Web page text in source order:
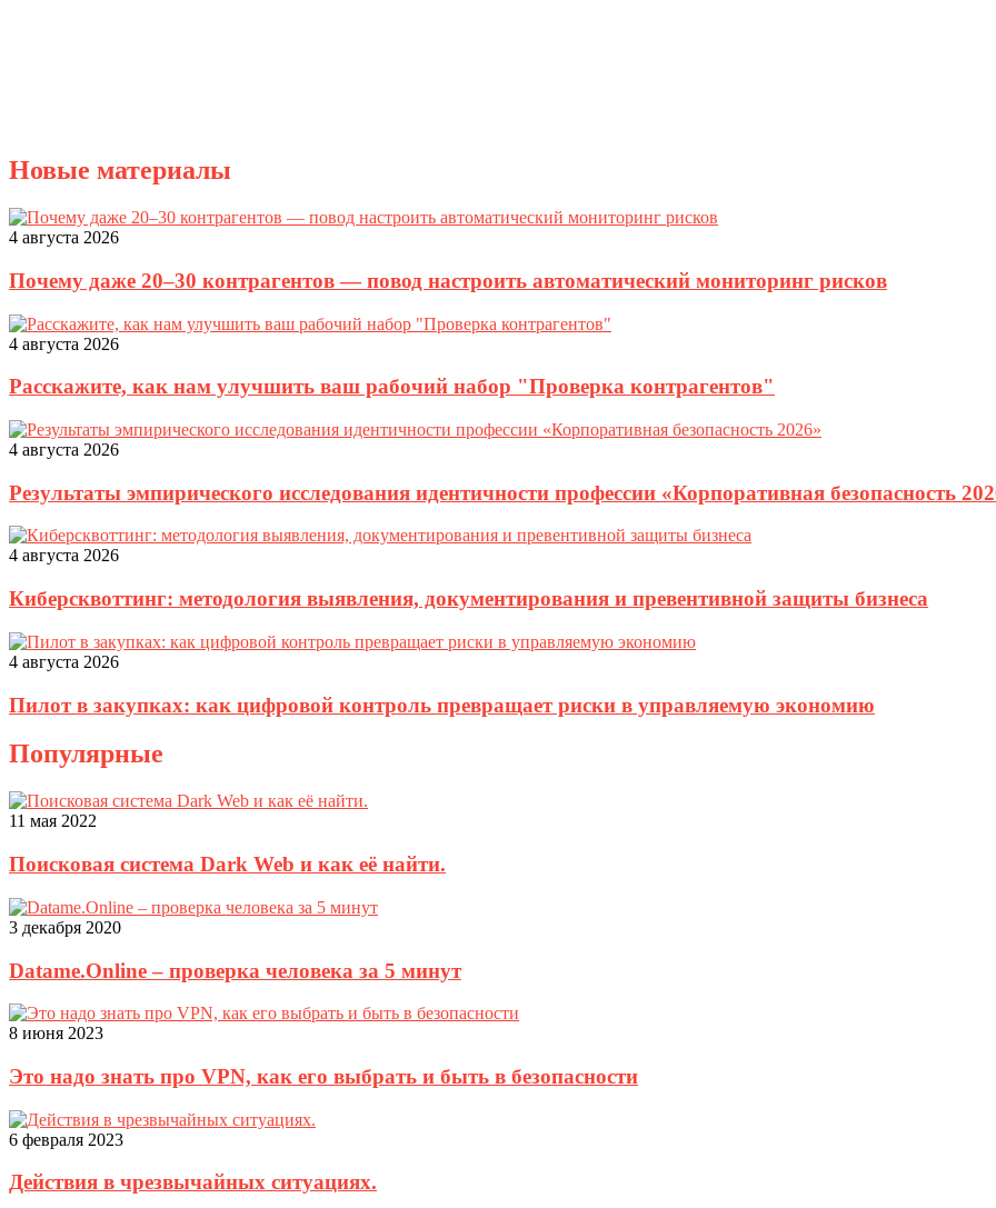
Новые материалы
4 августа 2026
Почему даже 20–30 контрагентов — повод настроить автоматический мониторинг рисков
4 августа 2026
Расскажите, как нам улучшить ваш рабочий набор "Проверка контрагентов"
4 августа 2026
Результаты эмпирического исследования идентичности профессии «Корпоративная безопасность
4 августа 2026
Киберсквоттинг: методология выявления, документирования и превентивной защиты бизнеса
4 августа 2026
Пилот в закупках: как цифровой контроль превращает риски в управляемую экономию
Популярные
11 мая 2022
Поисковая система Dark Web и как её найти.
3 декабря 2020
Datame.Online – проверка человека за 5 минут
8 июня 2023
Это надо знать про VPN, как его выбрать и быть в безопасности
6 февраля 2023
Действия в чрезвычайных ситуациях.